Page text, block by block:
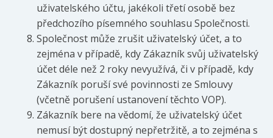
uživatelského účtu, jakékoli třetí osobě bez
předchozího písemného souhlasu Společnosti.
Společnost může zrušit uživatelský účet, a to
zejména v případě, kdy Zákazník svůj uživatelský
účet déle než 2 roky nevyužívá, či v případě, kdy
Zákazník poruší své povinnosti ze Smlouvy
(včetně porušení ustanovení těchto VOP).
Zákazník bere na vědomí, že uživatelský účet
nemusí být dostupný nepřetržitě, a to zejména s